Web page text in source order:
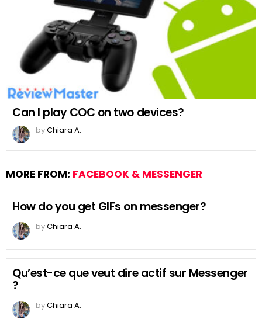
Can I play COC on two devices?
byChiara A.
MORE FROM: FACEBOOK & MESSENGER
How do you get GIFs on messenger?
byChiara A.
Qu’est-ce que veut dire actif sur Messenger
?
byChiara A.